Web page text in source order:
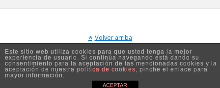
Volver arriba
Móvil Escritorio
Este sitio web utiliza cookies para que usted tenga la mejor
experiencia de usuario. Si continúa navegando está dando su
consentimiento para la aceptación de las mencionadas cookies y la
aceptación de nuestra política de cookies, pinche el enlace para
mayor información.
ACEPTAR